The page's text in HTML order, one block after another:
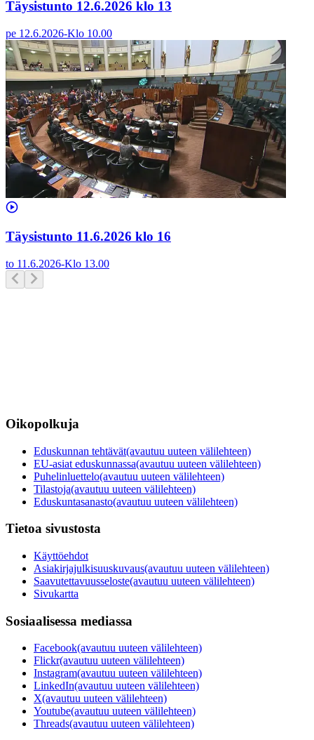
Täysistunto 12.6.2026 klo 13
pe 12.6.2026-Klo 10.00
Täysistunto 11.6.2026 klo 16
to 11.6.2026-Klo 13.00
Oikopolkuja
Eduskunnan tehtävät(avautuu uuteen välilehteen)
EU-asiat eduskunnassa(avautuu uuteen välilehteen)
Puhelinluettelo(avautuu uuteen välilehteen)
Tilastoja(avautuu uuteen välilehteen)
Eduskuntasanasto(avautuu uuteen välilehteen)
Tietoa sivustosta
Käyttöehdot
Asiakirjajulkisuuskuvaus(avautuu uuteen välilehteen)
Saavutettavuusseloste(avautuu uuteen välilehteen)
Sivukartta
Sosiaalisessa mediassa
Facebook(avautuu uuteen välilehteen)
Flickr(avautuu uuteen välilehteen)
Instagram(avautuu uuteen välilehteen)
LinkedIn(avautuu uuteen välilehteen)
X(avautuu uuteen välilehteen)
Youtube(avautuu uuteen välilehteen)
Threads(avautuu uuteen välilehteen)